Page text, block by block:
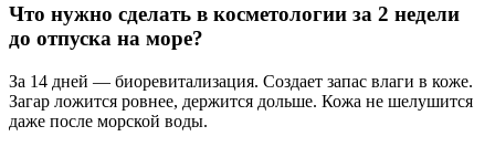
Что нужно сделать в косметологии за 2 недели
до отпуска на море?
За 14 дней — биоревитализация. Создает запас влаги в коже.
Загар ложится ровнее, держится дольше. Кожа не шелушится
даже после морской воды.